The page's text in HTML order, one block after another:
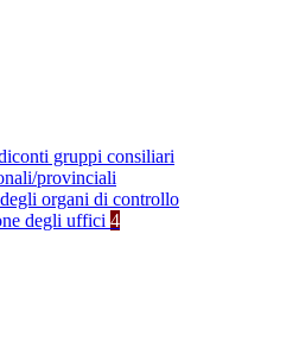
gruppi consiliari
provinciali
organi di controllo
degli uffici 4